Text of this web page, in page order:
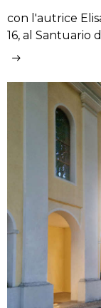
con l'autrice
16, al Santuario